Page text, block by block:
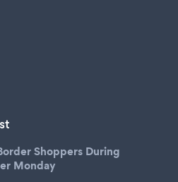
Shoppers During
Monday